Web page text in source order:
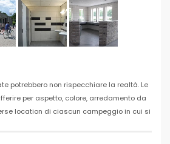
potrebbero non rispecchiare la realtà. Le
per aspetto, colore, arredamento da
location di ciascun campeggio in cui si